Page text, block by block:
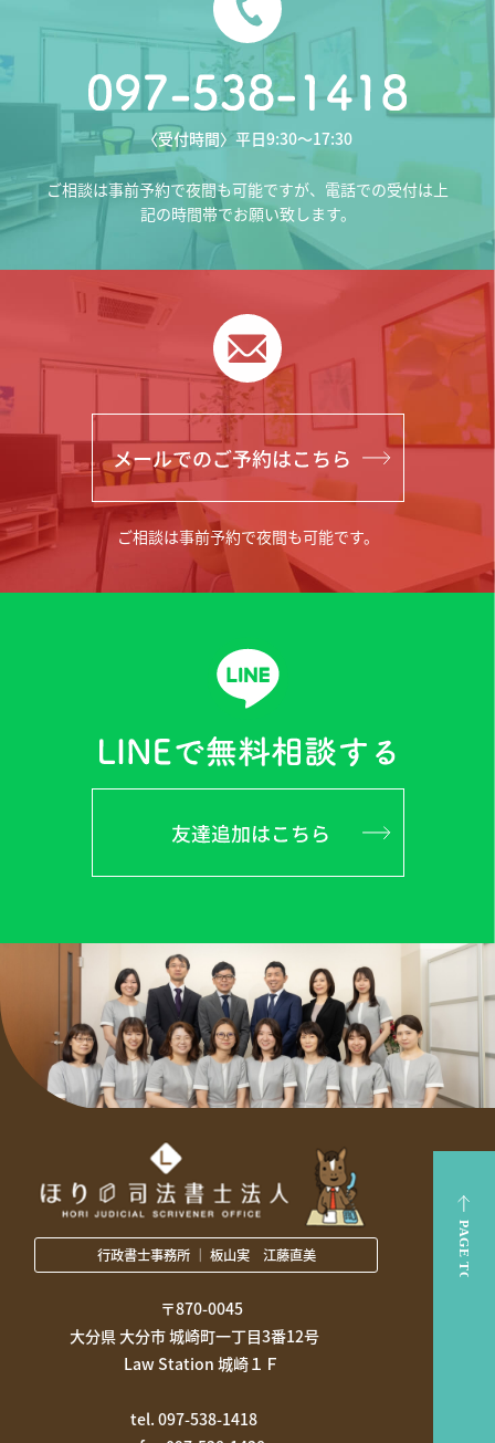
〈受付時間〉平日9:30〜17:30
ご相談は事前予約で夜間も可能ですが、電話での受付は上
記の時間帯でお願い致します。
ご相談は事前予約で夜間も可能です。
行政書士事務所 ｜ 板山実 江藤直美
〒870-0045
大分県 大分市 城崎町一丁目3番12号
Law Station 城崎１Ｆ
tel. 097-538-1418